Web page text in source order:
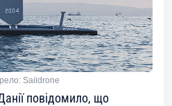
Saildrone
повідомило, що